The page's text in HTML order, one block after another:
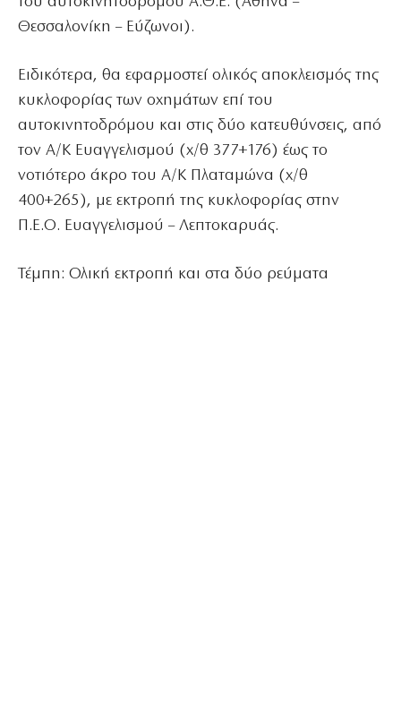
Θεσσαλονίκη – Εύζωνοι).
Ειδικότερα, θα εφαρμοστεί ολικός αποκλεισμός της
κυκλοφορίας των οχημάτων επί του
αυτοκινητοδρόμου και στις δύο κατευθύνσεις, από
τον Α/Κ Ευαγγελισμού (χ/θ 377+176) έως το
νοτιότερο άκρο του Α/Κ Πλαταμώνα (χ/θ
400+265), με εκτροπή της κυκλοφορίας στην
Π.Ε.Ο. Ευαγγελισμού – Λεπτοκαρυάς.
Τέμπη: Ολική εκτροπή και στα δύο ρεύματα